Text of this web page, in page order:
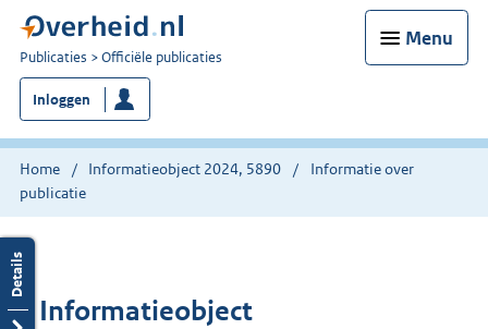
Menu
U
bent
nu
hier:
Publicaties Officiële publicaties
Inloggen
Home Informatieobject 2024, 5890
Informatie over
publicatie
Informatieobject